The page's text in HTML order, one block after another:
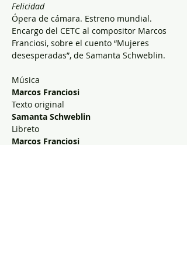
Felicidad
Ópera de cámara. Estreno mundial.
Encargo del CETC al compositor Marcos
Franciosi, sobre el cuento “Mujeres
desesperadas”, de Samanta Schweblin.
Marcos Franciosi
Samanta Schweblin
Marcos Franciosi